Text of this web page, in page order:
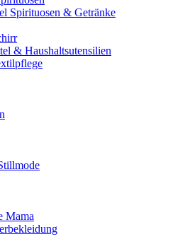
Spirituosen & Getränke
& Haushaltsutensilien
Mama